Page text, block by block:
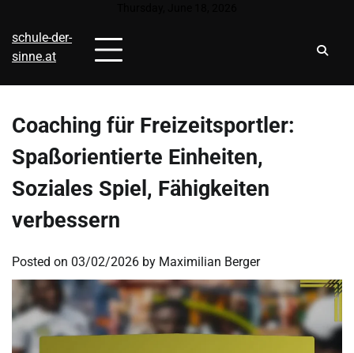
content
schule-der-
sinne.at
Coaching für Freizeitsportler:
Spaßorientierte Einheiten,
Soziales Spiel, Fähigkeiten
verbessern
Posted on 03/02/2026 by Maximilian Berger